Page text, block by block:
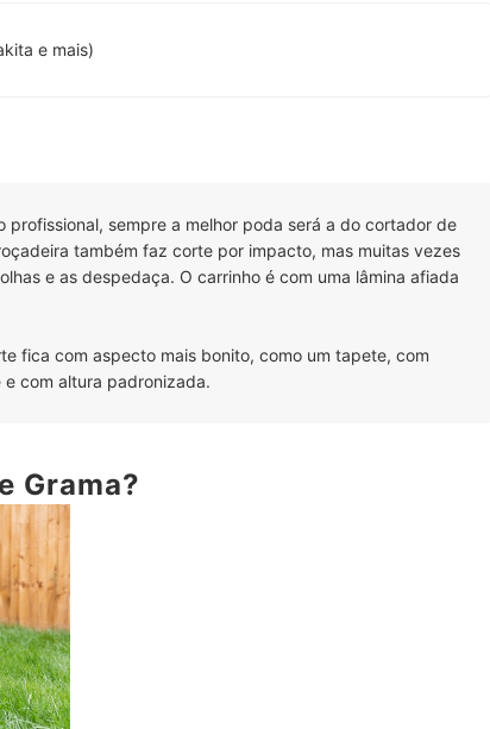
e mais)
profissional, sempre a melhor poda será a do cortador de
também faz corte por impacto, mas muitas vezes
e as despedaça. O carrinho é com uma lâmina afiada
fica com aspecto mais bonito, como um tapete, com
com altura padronizada.
Grama?